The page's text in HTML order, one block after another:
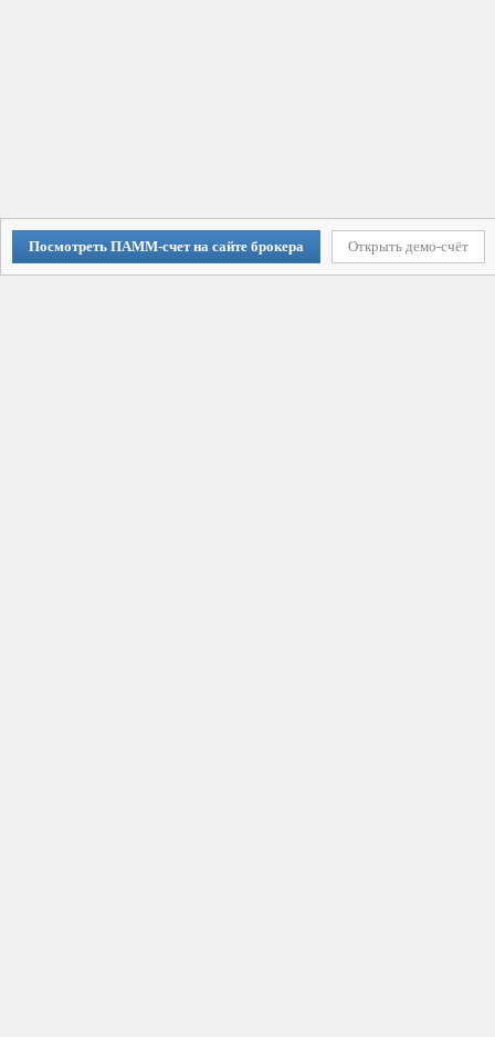
Посмотреть ПАММ-счет на сайте брокера Открыть демо-счёт